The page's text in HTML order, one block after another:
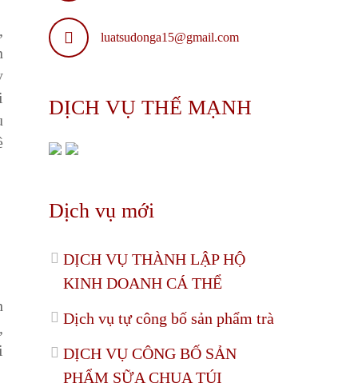
luatsudonga15@gmail.com
DỊCH VỤ THẾ MẠNH
Dịch vụ mới
DỊCH VỤ THÀNH LẬP HỘ
KINH DOANH CÁ THỂ
Dịch vụ tự công bố sản phẩm trà
DỊCH VỤ CÔNG BỐ SẢN
PHẨM SỮA CHUA TÚI